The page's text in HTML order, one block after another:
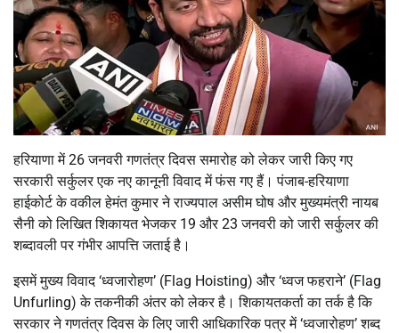
हरियाणा में 26 जनवरी गणतंत्र दिवस समारोह को लेकर जारी किए गए
सरकारी सर्कुलर एक नए कानूनी विवाद में फंस गए हैं। पंजाब-हरियाणा
हाईकोर्ट के वकील हेमंत कुमार ने राज्यपाल असीम घोष और मुख्यमंत्री नायब
सैनी को लिखित शिकायत भेजकर 19 और 23 जनवरी को जारी सर्कुलर की
शब्दावली पर गंभीर आपत्ति जताई है।
इसमें मुख्य विवाद ‘ध्वजारोहण’ (Flag Hoisting) और ‘ध्वज फहराने’ (Flag
Unfurling) के तकनीकी अंतर को लेकर है। शिकायतकर्ता का तर्क है कि
सरकार ने गणतंत्र दिवस के लिए जारी आधिकारिक पत्र में ‘ध्वजारोहण’ शब्द